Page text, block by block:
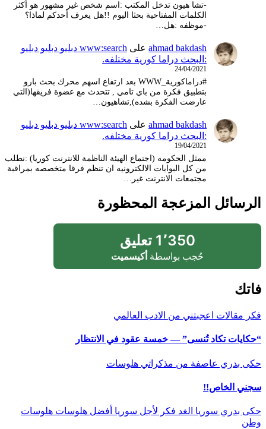
-تشا هيون تدخل المكتب :اسم شخص غير مشهور هو أكثر
الكلمات المفتاحية بحثا اليوم !!هل يعرف أحدكم لماذا؟
-موظفه :هل…
ahmad bakdash على
www:search دبليو دبليو دبليو
:البحث دراما كورية مختلفه.
24/04/2021
#دراماكورية_WWW بعد ارتفاع اسهم محرك بحث بارو
بتطبيق فكرة من باي تامي , تتحدث مع عضوة فريقها(التي
عارضت الفكرة بشده),تشاهيون…
ahmad bakdash على
www:search دبليو دبليو دبليو
:البحث دراما كورية مختلفه.
19/04/2021
ممثل الحكومه (اجتماع الهيئة الناظمة للانترنت كوريا) :نطلب
من كل البوابات الالكترونيه ان تنظم فرقا متخصصه بمراقبة
مجتمعات الانترنت غير…
الرسائل المزعجة المحظورة
1٬350 تعليق
حُجب بواسطة أكيسميت
فاتك
فكر مقالات اعجبتني من الادب العالمي
“حكايات تكاد تُنسى” — خمسة عقود في الانتظار
حكى بدري عاصفة من مذكراتي هلوسات
سجني الخاص!!
حكى بدري سوريا الغد فكر لأجل سوريا أفضل هلوسات هلوسات
وطن